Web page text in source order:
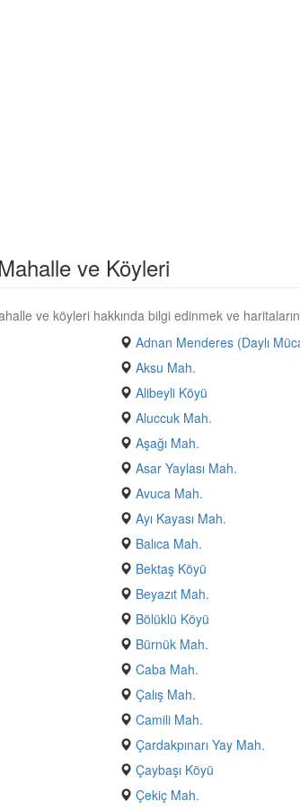
ve Köyleri
ve köyleri hakkında bilgi edinmek ve
Adnan Menderes (Daylı
Aksu Mah.
Alibeyli Köyü
Aluccuk Mah.
Aşağı Mah.
Asar Yaylası Mah.
Avuca Mah.
Ayı Kayası Mah.
Balıca Mah.
Bektaş Köyü
Beyazıt Mah.
Bölüklü Köyü
Bürnük Mah.
Caba Mah.
Çalış Mah.
Camili Mah.
Çardakpınarı Yay Mah.
Çaybaşı Köyü
Çekiç Mah.